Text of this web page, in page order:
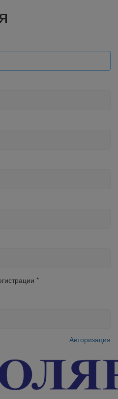
*
Авторизация